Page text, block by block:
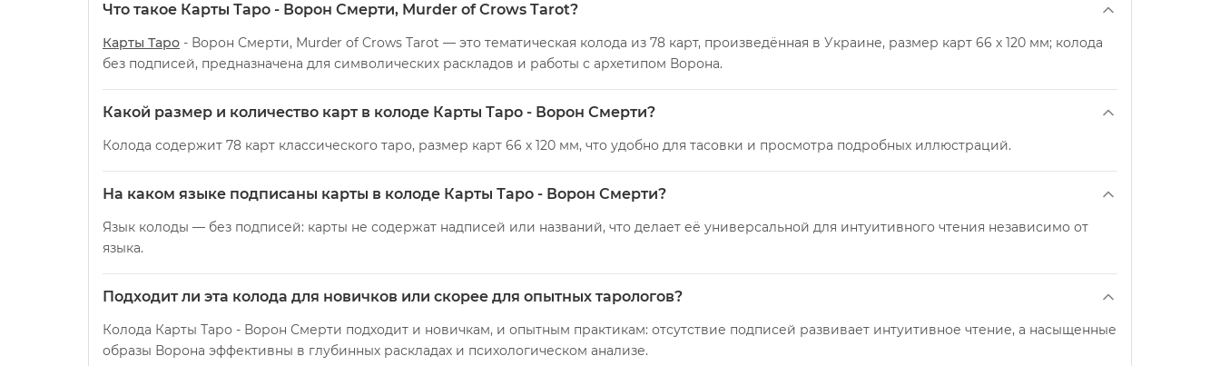
Что такое Карты Таро - Ворон Смерти, Murder of Crows Tarot?
Карты Таро - Ворон Смерти, Murder of Crows Tarot — это тематическая колода из 78 карт, произведённая в Украине, размер карт 66 х 120 мм; колода
без подписей, предназначена для символических раскладов и работы с архетипом Ворона.
Какой размер и количество карт в колоде Карты Таро - Ворон Смерти?
Колода содержит 78 карт классического таро, размер карт 66 х 120 мм, что удобно для тасовки и просмотра подробных иллюстраций.
На каком языке подписаны карты в колоде Карты Таро - Ворон Смерти?
Язык колоды — без подписей: карты не содержат надписей или названий, что делает её универсальной для интуитивного чтения независимо от
языка.
Подходит ли эта колода для новичков или скорее для опытных тарологов?
Колода Карты Таро - Ворон Смерти подходит и новичкам, и опытным практикам: отсутствие подписей развивает интуитивное чтение, а насыщенные
образы Ворона эффективны в глубинных раскладах и психологическом анализе.